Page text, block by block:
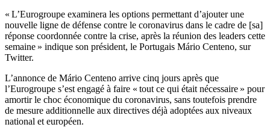
« L’Eurogroupe examinera les options permettant d’ajouter une
nouvelle ligne de défense contre le coronavirus dans le cadre de [sa]
réponse coordonnée contre la crise, après la réunion des leaders cette
semaine » indique son président, le Portugais Mário Centeno, sur
Twitter.
L’annonce de Mário Centeno arrive cinq jours après que
l’Eurogroupe s’est engagé à faire « tout ce qui était nécessaire » pour
amortir le choc économique du coronavirus, sans toutefois prendre
de mesure additionnelle aux directives déjà adoptées aux niveaux
national et européen.